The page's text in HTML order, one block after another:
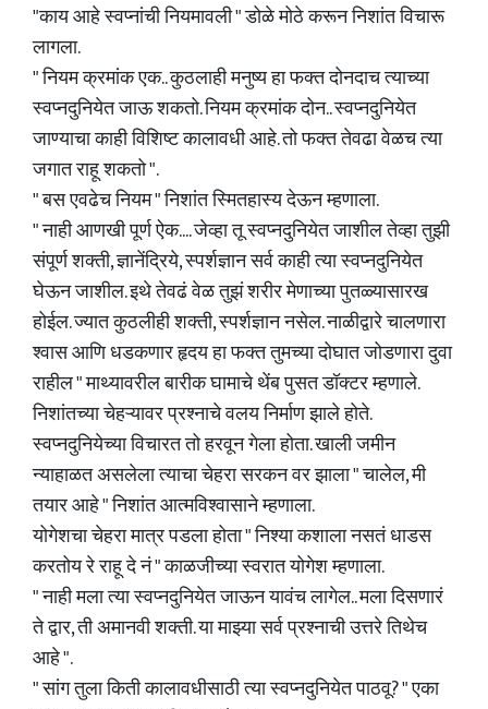
"काय आहे स्वप्नांची नियमावली " डोळे मोठे करून निशांत विचारू
लागला.
" नियम क्रमांक एक.. कुठलाही मनुष्य हा फक्त दोनदाच त्याच्या
स्वप्नदुनियेत जाऊ शकतो. नियम क्रमांक दोन.. स्वप्नदुनियेत
जाण्याचा काही विशिष्ट कालावधी आहे. तो फक्त तेवढा वेळच त्या
जगात राहू शकतो ".
" बस एवढेच नियम " निशांत स्मितहास्य देऊन म्हणाला.
" नाही आणखी पूर्ण ऐक.... जेव्हा तू स्वप्नदुनियेत जाशील तेव्हा तुझी
संपूर्ण शक्ती, ज्ञानेंद्रिये, स्पर्शज्ञान सर्व काही त्या स्वप्नदुनियेत
घेऊन जाशील. इथे तेवढं वेळ तुझं शरीर मेणाच्या पुतळ्यासारख
होईल. ज्यात कुठलीही शक्ती, स्पर्शज्ञान नसेल. नाळीद्वारे चालणारा
श्वास आणि धडकणार हृदय हा फक्त तुमच्या दोघात जोडणारा दुवा
राहील " माथ्यावरील बारीक घामाचे थेंब पुसत डॉक्टर म्हणाले.
निशांतच्या चेहऱ्यावर प्रश्नाचे वलय निर्माण झाले होते.
स्वप्नदुनियेच्या विचारत तो हरवून गेला होता. खाली जमीन
न्याहाळत असलेला त्याचा चेहरा सरकन वर झाला " चालेल, मी
तयार आहे " निशांत आत्मविश्वासाने म्हणाला.
योगेशचा चेहरा मात्र पडला होता " निश्या कशाला नसतं धाडस
करतोय रे राहू दे नं " काळजीच्या स्वरात योगेश म्हणाला.
" नाही मला त्या स्वप्नदुनियेत जाऊन यावंच लागेल.. मला दिसणारं
ते द्वार, ती अमानवी शक्ती. या माझ्या सर्व प्रश्नाची उत्तरे तिथेच
आहे ".
" सांग तुला किती कालावधीसाठी त्या स्वप्नदुनियेत पाठवू? " एका